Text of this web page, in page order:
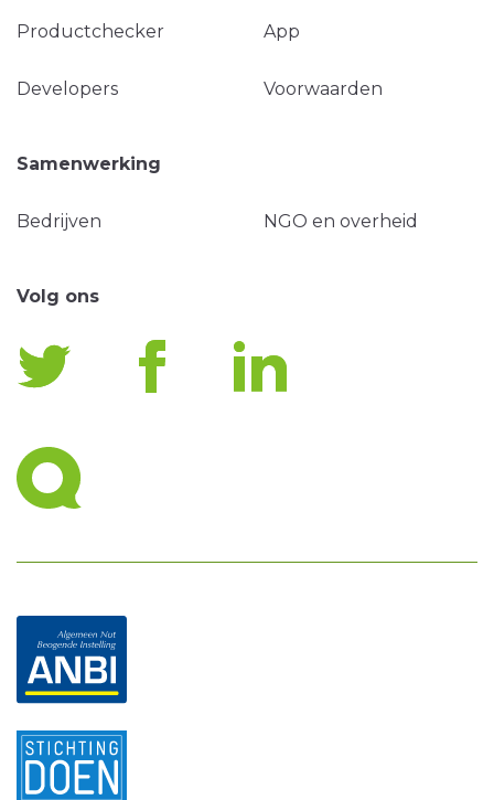
Productchecker App
Developers Voorwaarden
Samenwerking
Bedrijven NGO en overheid
Volg ons